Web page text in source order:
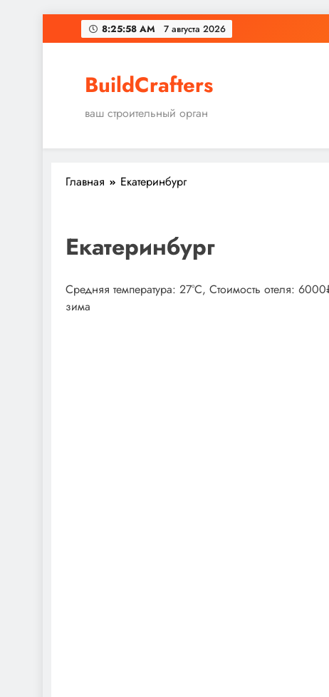
Перейти
к
8:25:59 AM 7 августа 2026
BuildCrafters
ваш строительный орган
Главная Екатеринбург
Екатеринбург
Средняя температура: 27°C, Стоимость отеля:
зима